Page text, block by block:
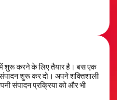
शुरू करने के लिए तैयार है। बस एक
शुरू कर दो। अपने शक्तिशाली
संपादन प्रक्रिया को और भी